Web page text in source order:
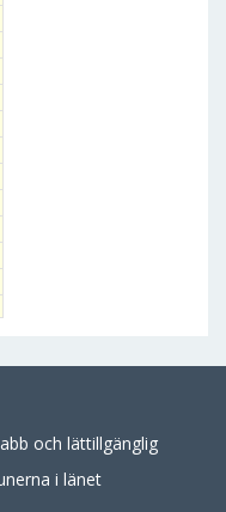
och lättillgänglig
i länet